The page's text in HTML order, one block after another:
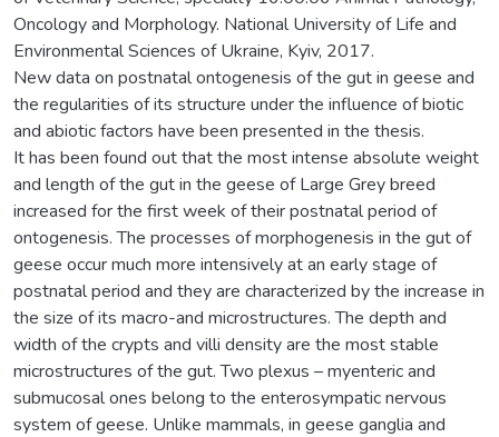
Oncology and Morphology. National University of Life and
Environmental Sciences of Ukraine, Kyiv, 2017.
New data on postnatal ontogenesis of the gut in geese and
the regularities of its structure under the influence of biotic
and abiotic factors have been presented in the thesis.
It has been found out that the most intense absolute weight
and length of the gut in the geese of Large Grey breed
increased for the first week of their postnatal period of
ontogenesis. The processes of morphogenesis in the gut of
geese occur much more intensively at an early stage of
postnatal period and they are characterized by the increase in
the size of its macro-and microstructures. The depth and
width of the crypts and villi density are the most stable
microstructures of the gut. Two plexus – myenteric and
submucosal ones belong to the enterosympatic nervous
system of geese. Unlike mammals, in geese ganglia and